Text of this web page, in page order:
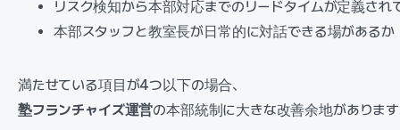
リスク検知から本部対応までのリードタイムが定義され
本部スタッフと教室長が日常的に対話できる場があるか
満たせている項目が4つ以下の場合、
塾フランチャイズ運営の本部統制に大きな改善余地がありま